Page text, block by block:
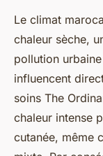
Le climat
chaleur sèche,
pollution
influencent
soins The
chaleur intense
cutanée, même